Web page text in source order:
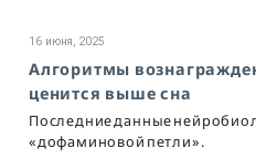
16 июня, 2025
Алгоритмы
ценится выше сна
Последние данные
«дофаминовой петли».